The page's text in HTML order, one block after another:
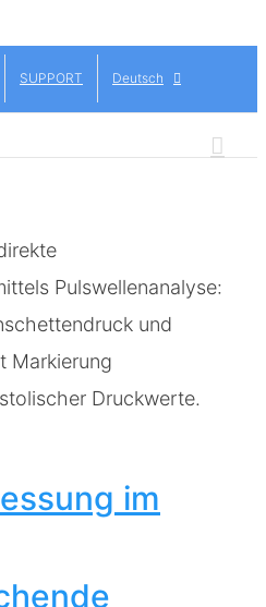
SUPPORT Deutsch
im